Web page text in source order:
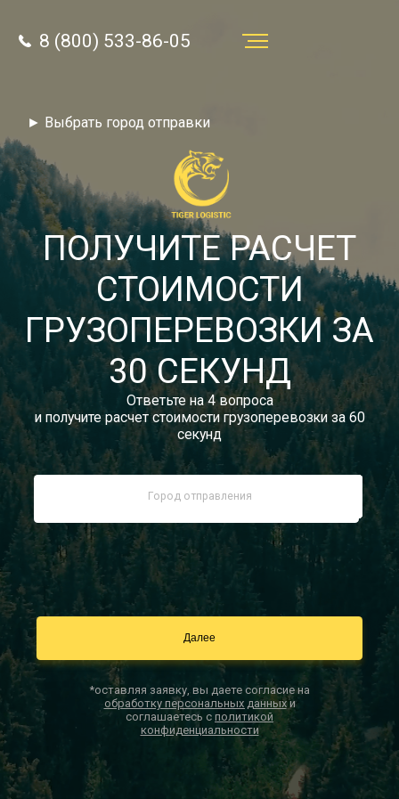
8 (800) 533-86-05
Звонок по России бесплатный
autotransport24@yandex.ru
Заказать звонок
Тарифы
Отзывы
Статьи
Новости
Документы
Контакты
► Выбрать город отправки
8 (800) 533-86-05
ПОЛУЧИТЕ РАСЧЕТ
СТОИМОСТИ
ГРУЗОПЕРЕВОЗКИ ЗА
30 СЕКУНД
Ответьте на 4 вопроса
и получите расчет стоимости грузоперевозки за 60
секунд
*оставляя заявку, вы даете согласие на
обработку персональных данныхи
соглашаетесь с политикой
конфиденциальности